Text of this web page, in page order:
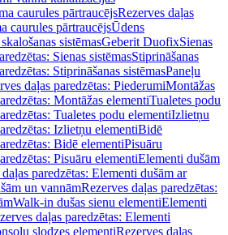
caurules pārtraucējsRezerves daļas
caurules pārtraucējsŪdens
sistēmasGeberit DuofixSienas
Sienas sistēmasStiprināšanas
Stiprināšanas sistēmasPaneļu
daļas paredzētas: PiederumiMontāžas
Montāžas elementiTualetes podu
Tualetes podu elementiIzlietņu
Izlietņu elementiBidē
Bidē elementiPisuāru
Pisuāru elementiElementi dušām
paredzētas: Elementi dušām ar
un vannāmRezerves daļas paredzētas:
Walk-in dušas sienu elementiElementi
daļas paredzētas: Elementi
slodzes elementiRezerves daļas